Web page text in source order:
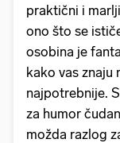
praktični i
ono što se
osobina je
kako vas znaju
najpotrebnije.
za humor
možda razlog